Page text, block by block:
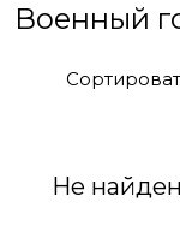
Военный
Не